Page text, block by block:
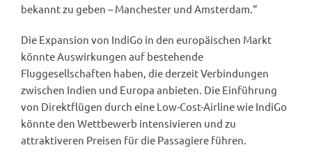
bekannt zu geben – Manchester und Amsterdam.“
Die Expansion von IndiGo in den europäischen Markt
könnte Auswirkungen auf bestehende
Fluggesellschaften haben, die derzeit Verbindungen
zwischen Indien und Europa anbieten. Die Einführung
von Direktflügen durch eine Low-Cost-Airline wie IndiGo
könnte den Wettbewerb intensivieren und zu
attraktiveren Preisen für die Passagiere führen.